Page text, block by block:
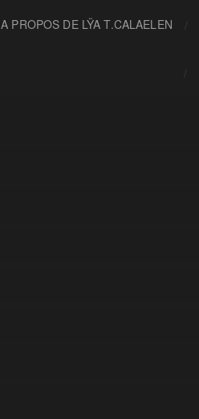
A PROPOS DE LŸA T.CALAELEN